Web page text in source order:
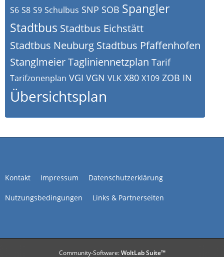
S6 S8 S9 Schulbus SNP SOB Spangler
Stadtbus Stadtbus Eichstätt
Stadtbus Neuburg Stadtbus Pfaffenhofen
StanglmeierTagliniennetzplan Tarif
Tarifzonenplan VGI VGN VLK X80 X109 ZOB IN
Übersichtsplan
Kontakt Impressum Datenschutzerklärung
Nutzungsbedingungen Links & Partnerseiten
Community-Software:WoltLab Suite™